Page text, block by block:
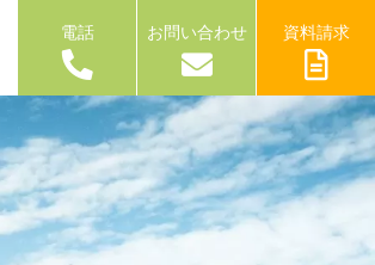
電話 お問い合わせ 資料請求